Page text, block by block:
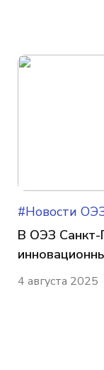
#Новости
В ОЭЗ Санкт-
4 августа 2025